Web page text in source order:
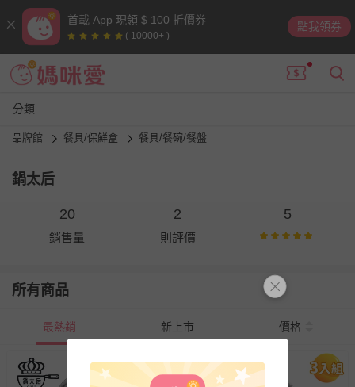
首載 App 現領 $ 100 折價券
( 10000+ )
點我領券
分類
品牌館 餐具/保鮮盒 餐具/餐碗/餐盤
鍋太后
20
銷售量
2
則評價
5
所有商品
最熱銷 新上市 價格